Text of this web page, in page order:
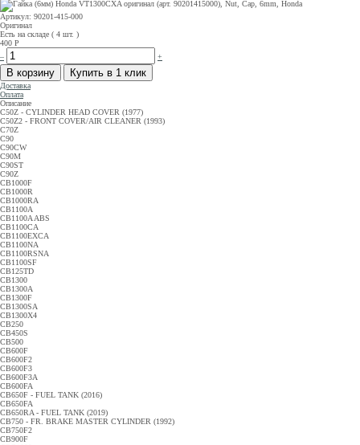
Артикул: 90201-415-000
Оригинал
Есть на складе ( 4 шт. )
400 Р
–
+
Доставка
Оплата
Описание
C50Z - CYLINDER HEAD COVER (1977)
C50Z2 - FRONT COVER/AIR CLEANER (1993)
C70Z
C90
C90CW
C90M
C90ST
C90Z
CB1000F
CB1000R
CB1000RA
CB1100A
CB1100A ABS
CB1100CA
CB1100EXCA
CB1100NA
CB1100RSNA
CB1100SF
CB125TD
CB1300
CB1300A
CB1300F
CB1300SA
CB1300X4
CB250
CB450S
CB500
CB600F
CB600F2
CB600F3
CB600F3A
CB600FA
CB650F - FUEL TANK (2016)
CB650FA
CB650RA - FUEL TANK (2019)
CB750 - FR. BRAKE MASTER CYLINDER (1992)
CB750F2
CB900F